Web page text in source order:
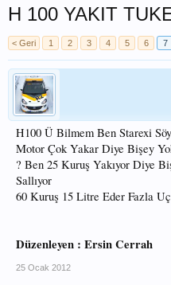
H 100 YAKIT
< Geri 1 2 3 4 5 6 7
H100 Ü Bilmem Ben Starexi
Motor Çok Yakar Diye Bişey
? Ben 25 Kuruş Yakıyor Diye
Sallıyor
60 Kuruş 15 Litre Eder Fazla
Düzenleyen : Ersin Cerrah
25 Ocak 2012